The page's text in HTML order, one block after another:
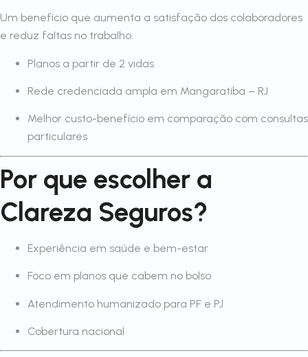
Um benefício que aumenta a satisfação dos colaboradores
e reduz faltas no trabalho.
Planos a partir de 2 vidas
Rede credenciada ampla em Mangaratiba – RJ
Melhor custo-benefício em comparação com consultas
particulares
Por que escolher a
Clareza Seguros?
Experiência em saúde e bem-estar
Foco em planos que cabem no bolso
Atendimento humanizado para PF e PJ
Cobertura nacional